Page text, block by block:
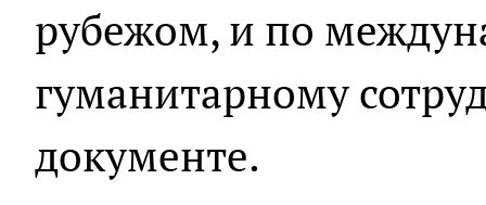
рубежом, и по
гуманитарному
документе.